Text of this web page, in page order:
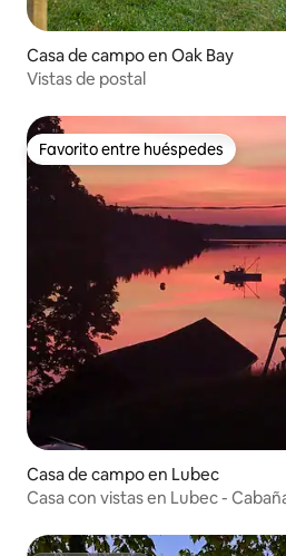
Casa de campo en Oak Bay
Vistas de postal
Favorito entre huéspedes
Favorito entre huéspedes
Casa de campo en Lubec
Casa con vistas en Lubec -